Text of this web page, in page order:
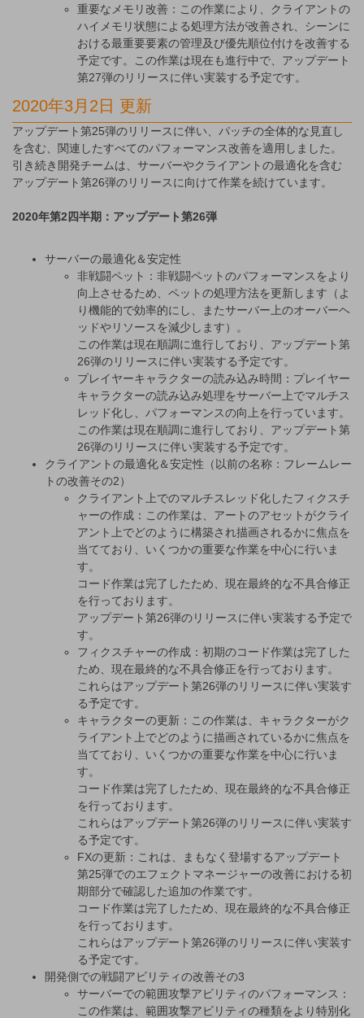
重要なメモリ改善：この作業により、クライアントの
ハイメモリ状態による処理方法が改善され、シーンに
おける最重要要素の管理及び優先順位付けを改善する
予定です。この作業は現在も進行中で、アップデート
第27弾のリリースに伴い実装する予定です。
2020年3月2日 更新
アップデート第25弾のリリースに伴い、パッチの全体的な見直し
を含む、関連したすべてのパフォーマンス改善を適用しました。
引き続き開発チームは、サーバーやクライアントの最適化を含む
アップデート第26弾のリリースに向けて作業を続けています。
2020年第2四半期：アップデート第26弾
サーバーの最適化＆安定性
非戦闘ペット：非戦闘ペットのパフォーマンスをより
向上させるため、ペットの処理方法を更新します（よ
り機能的で効率的にし、またサーバー上のオーバーヘ
ッドやリソースを減少します）。
この作業は現在順調に進行しており、アップデート第
26弾のリリースに伴い実装する予定です。
プレイヤーキャラクターの読み込み時間：プレイヤー
キャラクターの読み込み処理をサーバー上でマルチス
レッド化し、パフォーマンスの向上を行っています。
この作業は現在順調に進行しており、アップデート第
26弾のリリースに伴い実装する予定です。
クライアントの最適化＆安定性（以前の名称：フレームレー
トの改善その2）
クライアント上でのマルチスレッド化したフィクスチ
ャーの作成：この作業は、アートのアセットがクライ
アント上でどのように構築され描画されるかに焦点を
当てており、いくつかの重要な作業を中心に行いま
す。
コード作業は完了したため、現在最終的な不具合修正
を行っております。
アップデート第26弾のリリースに伴い実装する予定で
す。
フィクスチャーの作成：初期のコード作業は完了した
ため、現在最終的な不具合修正を行っております。
これらはアップデート第26弾のリリースに伴い実装す
る予定です。
キャラクターの更新：この作業は、キャラクターがク
ライアント上でどのように描画されているかに焦点を
当てており、いくつかの重要な作業を中心に行いま
す。
コード作業は完了したため、現在最終的な不具合修正
を行っております。
これらはアップデート第26弾のリリースに伴い実装す
る予定です。
FXの更新：これは、まもなく登場するアップデート
第25弾でのエフェクトマネージャーの改善における初
期部分で確認した追加の作業です。
コード作業は完了したため、現在最終的な不具合修正
を行っております。
これらはアップデート第26弾のリリースに伴い実装す
る予定です。
開発側での戦闘アビリティの改善その3
サーバーでの範囲攻撃アビリティのパフォーマンス：
この作業は、範囲攻撃アビリティの種類をより特別化